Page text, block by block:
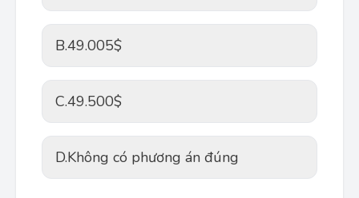
B.49.005$
C.49.500$
D.Không có phương án đúng